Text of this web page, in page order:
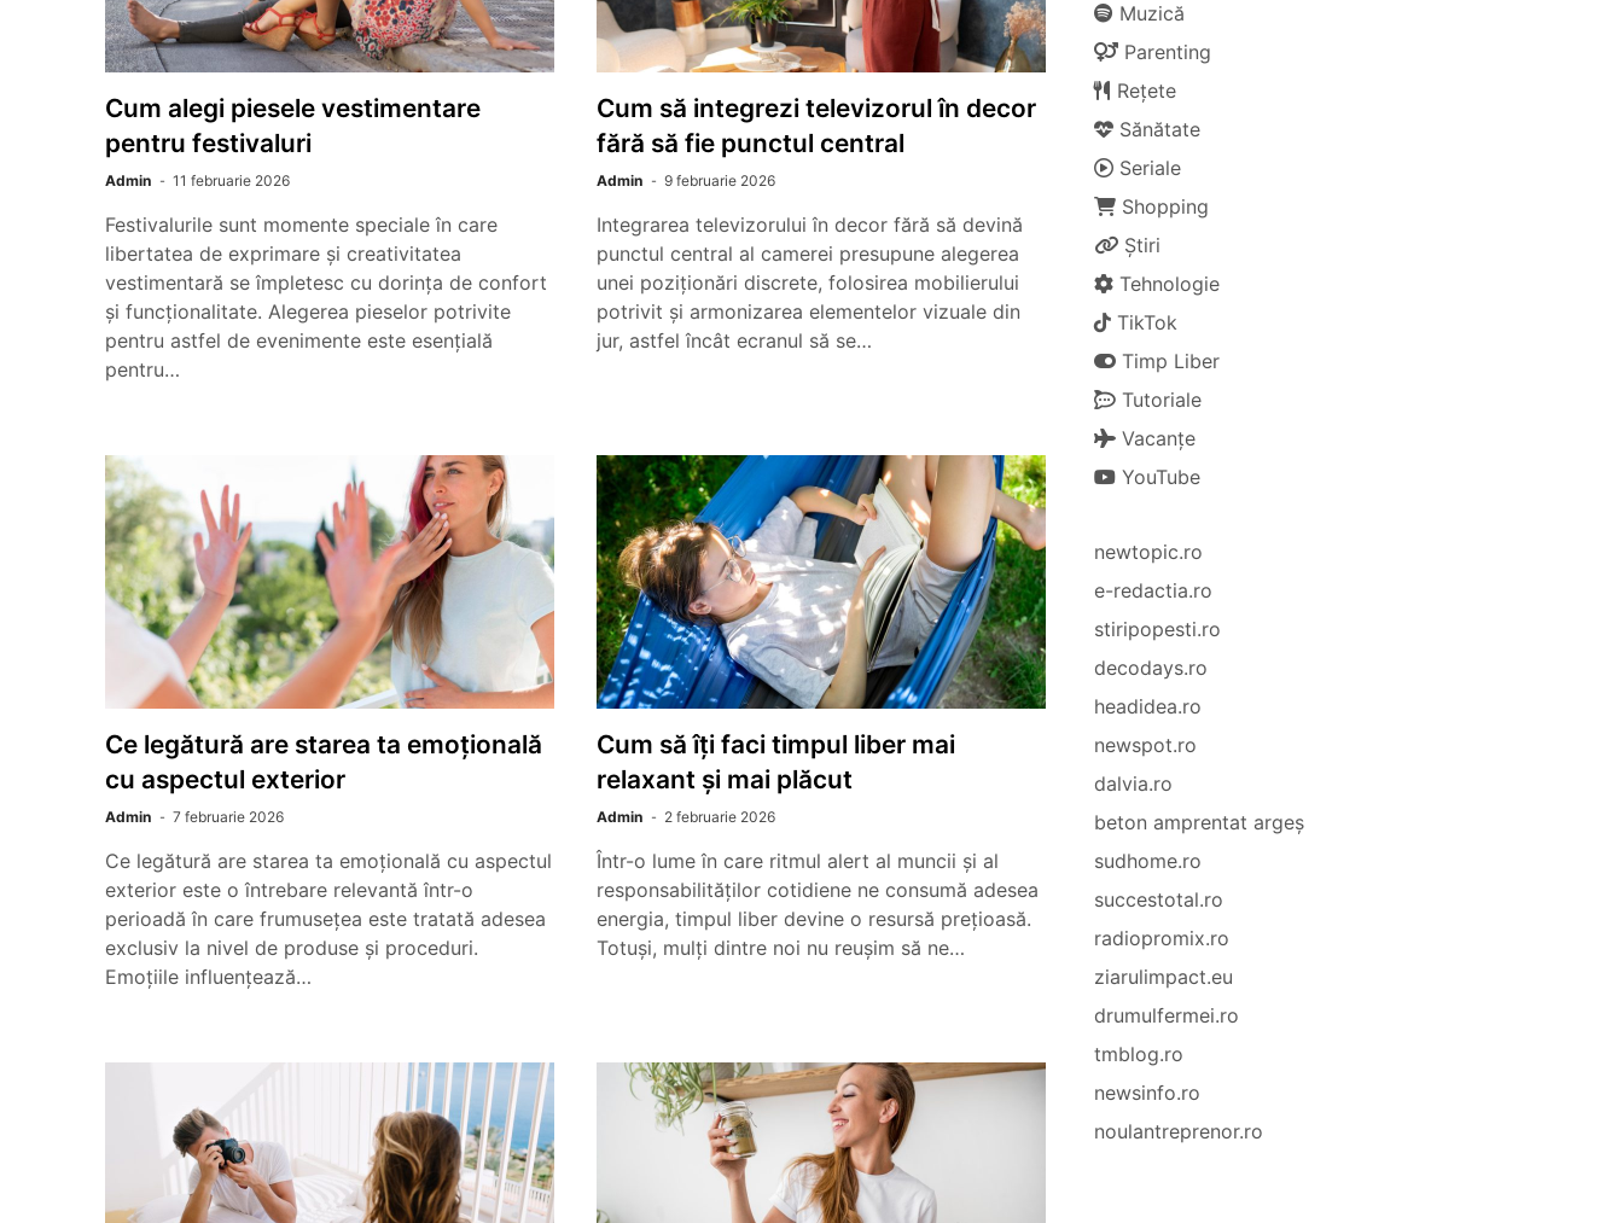
Cum alegi piesele vestimentare
pentru festivaluri
Admin 11 februarie 2026
Festivalurile sunt momente speciale în care
libertatea de exprimare și creativitatea
vestimentară se împletesc cu dorința de confort
și funcționalitate. Alegerea pieselor potrivite
pentru astfel de evenimente este esențială
pentru…
Cum să integrezi televizorul în decor
fără să fie punctul central
Admin 9 februarie 2026
Integrarea televizorului în decor fără să devină
punctul central al camerei presupune alegerea
unei poziționări discrete, folosirea mobilierului
potrivit și armonizarea elementelor vizuale din
jur, astfel încât ecranul să se…
Ce legătură are starea ta emoțională
cu aspectul exterior
Admin 7 februarie 2026
Ce legătură are starea ta emoțională cu aspectul
exterior este o întrebare relevantă într-o
perioadă în care frumusețea este tratată adesea
exclusiv la nivel de produse și proceduri.
Emoțiile influențează…
Cum să îți faci timpul liber mai
relaxant și mai plăcut
Admin 2 februarie 2026
Într-o lume în care ritmul alert al muncii și al
responsabilităților cotidiene ne consumă adesea
energia, timpul liber devine o resursă prețioasă.
Totuși, mulți dintre noi nu reușim să ne…
Muzică
Parenting
Rețete
Sănătate
Seriale
Shopping
Știri
Tehnologie
TikTok
Timp Liber
Tutoriale
Vacanțe
YouTube
newtopic.ro
e-redactia.ro
stiripopesti.ro
decodays.ro
headidea.ro
newspot.ro
dalvia.ro
beton amprentat argeș
sudhome.ro
succestotal.ro
radiopromix.ro
ziarulimpact.eu
drumulfermei.ro
tmblog.ro
newsinfo.ro
noulantreprenor.ro